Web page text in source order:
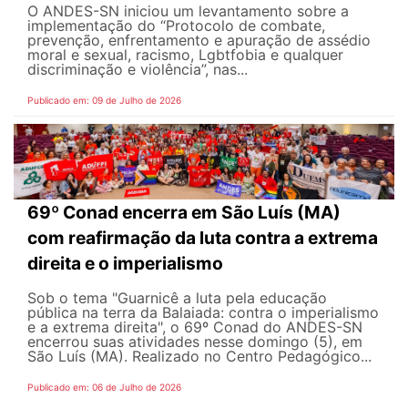
O ANDES-SN iniciou um levantamento sobre a
implementação do “Protocolo de combate,
prevenção, enfrentamento e apuração de assédio
moral e sexual, racismo, Lgbtfobia e qualquer
discriminação e violência”, nas...
Publicado em: 09 de Julho de 2026
69º Conad encerra em São Luís (MA)
com reafirmação da luta contra a extrema
direita e o imperialismo
Sob o tema "Guarnicê a luta pela educação
pública na terra da Balaiada: contra o imperialismo
e a extrema direita", o 69º Conad do ANDES-SN
encerrou suas atividades nesse domingo (5), em
São Luís (MA). Realizado no Centro Pedagógico...
Publicado em: 06 de Julho de 2026